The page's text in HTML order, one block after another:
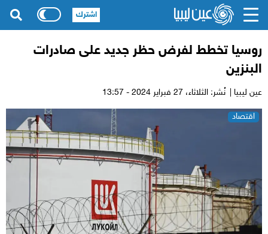
روسيا تخطط لفرض حظر جديد على صادرات
البنزين
عين ليبيا | نُشر: الثلاثاء،
اقتصاد
اشترك